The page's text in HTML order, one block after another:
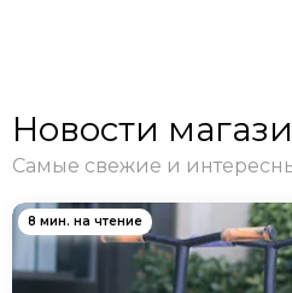
Новости
Самые свежие и
8 мин. на чтение